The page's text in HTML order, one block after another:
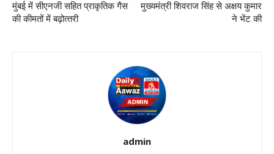
मुंबई में सीएनजी सहित प्राकृतिक गैस
की कीमतों में बढ़ोत्‍तरी
मुख्यमंत्री शिवराज सिंह से अक्षय कुमार
ने भेंट की
admin